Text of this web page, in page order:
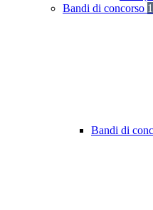
Bandi di concorso 1
Bandi di